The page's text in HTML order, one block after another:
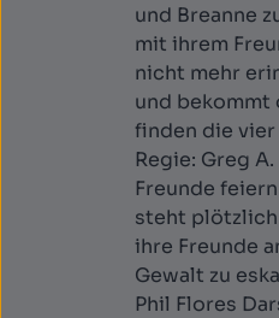
und Breanne
mit ihrem
nicht mehr
und bekommt
finden die vier
Regie: Greg
Freunde
steht plötzlich
ihre Freunde
Gewalt zu
Phil Flores